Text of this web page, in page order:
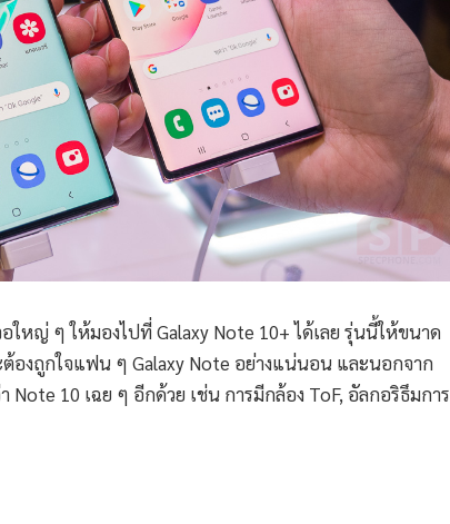
หญ่ ๆ ให้มองไปที่ Galaxy Note 10+ ได้เลย รุ่นนี้ให้ขนาด
องถูกใจแฟน ๆ Galaxy Note อย่างแน่นอน และนอกจาก
Note 10 เฉย ๆ อีกด้วย เช่น การมีกล้อง ToF, อัลกอริธึมการ